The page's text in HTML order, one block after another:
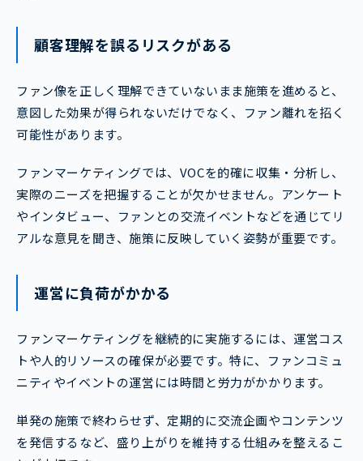
顧客理解を誤るリスクがある
ファン像を正しく理解できていないまま施策を進めると、
意図した効果が得られないだけでなく、ファン離れを招く
可能性があります。
ファンマーケティングでは、VOCを的確に収集・分析し、
実際のニーズを把握することが欠かせません。アンケート
やインタビュー、ファンとの交流イベントなどを通じてリ
アルな意見を聞き、施策に反映していく姿勢が重要です。
運営に負荷がかかる
ファンマーケティングを継続的に実施するには、運営コス
トや人的リソースの確保が必要です。特に、ファンコミュ
ニティやイベントの運営には時間と労力がかかります。
単発の施策で終わらせず、定期的に交流企画やコンテンツ
を発信するなど、盛り上がりを維持する仕組みを整えるこ